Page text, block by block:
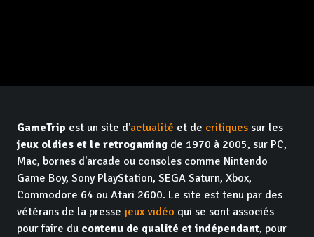
GameTrip est un site d'actualité et de critiques sur les
jeux oldies et le retrogaming de 1970 à 2005, sur PC,
Mac, bornes d'arcade ou consoles comme Nintendo
Game Boy, Sony PlayStation, SEGA Saturn, Xbox,
Commodore 64 ou Atari 2600. Le site est tenu par des
vétérans de la presse jeux vidéo qui se sont associés
pour faire du contenu de qualité et indépendant, pour